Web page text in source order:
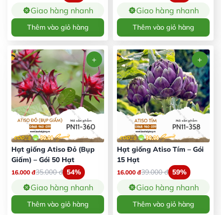
Giao hàng nhanh
Thêm vào giỏ hàng
Giao hàng nhanh
Thêm vào giỏ hàng
Hạt giống Atiso Đỏ (Bụp
Giấm) – Gói 50 Hạt
16.000 đ35.000đ 54%
Giao hàng nhanh
Thêm vào giỏ hàng
Hạt giống Atiso Tím – Gói
15 Hạt
16.000 đ39.000đ 59%
Giao hàng nhanh
Thêm vào giỏ hàng